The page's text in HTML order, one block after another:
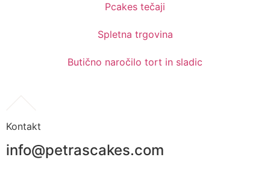
Pcakes tečaji
Spletna trgovina
Butično naročilo tort in sladic
Kontakt
info@petrascakes.com